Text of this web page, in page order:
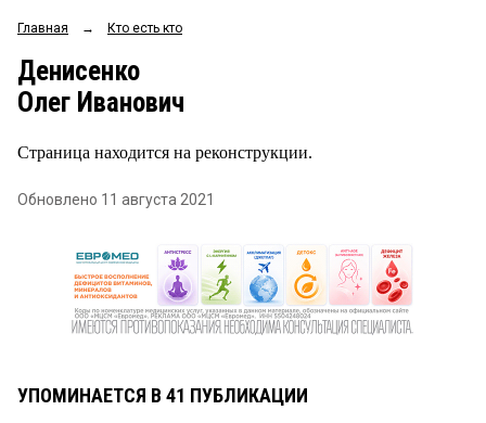
ОБЩЕСТВО
ЗАКОН
Главная → Кто есть кто
Денисенко
Олег Иванович
Страница находится на реконструкции.
Обновлено 11 августа 2021
УПОМИНАЕТСЯ В 41 ПУБЛИКАЦИИ